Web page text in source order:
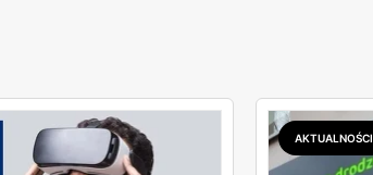
AKTUALNOŚCI